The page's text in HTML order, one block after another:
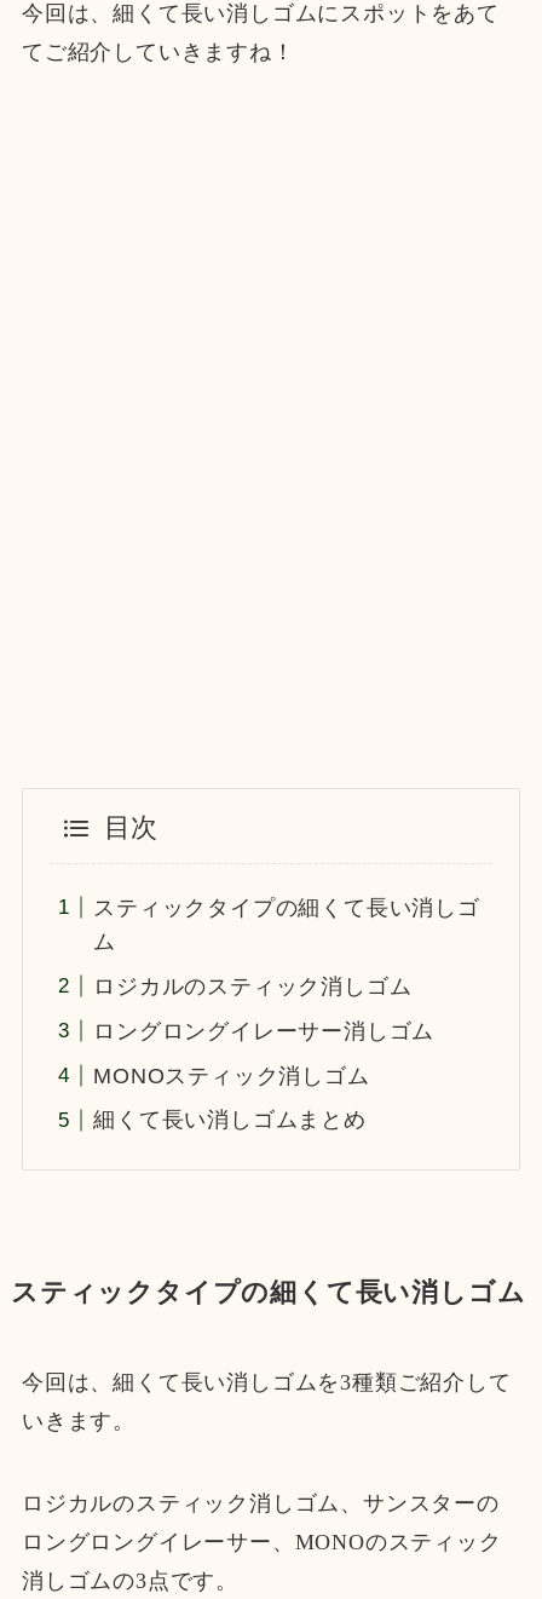
今回は、細くて長い消しゴムにスポットをあて
てご紹介していきますね！
目次
スティックタイプの細くて長い消しゴ
ム
ロジカルのスティック消しゴム
ロングロングイレーサー消しゴム
MONOスティック消しゴム
細くて長い消しゴムまとめ
スティックタイプの細くて長い消しゴム
今回は、細くて長い消しゴムを3種類ご紹介して
いきます。
ロジカルのスティック消しゴム、サンスターの
ロングロングイレーサー、MONOのスティック
消しゴムの3点です。